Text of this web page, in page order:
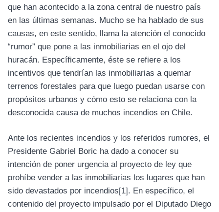
que han acontecido a la zona central de nuestro país
en las últimas semanas. Mucho se ha hablado de sus
causas, en este sentido, llama la atención el conocido
“rumor” que pone a las inmobiliarias en el ojo del
huracán. Específicamente, éste se refiere a los
incentivos que tendrían las inmobiliarias a quemar
terrenos forestales para que luego puedan usarse con
propósitos urbanos y cómo esto se relaciona con la
desconocida causa de muchos incendios en Chile.
Ante los recientes incendios y los referidos rumores, el
Presidente Gabriel Boric ha dado a conocer su
intención de poner urgencia al proyecto de ley que
prohíbe vender a las inmobiliarias los lugares que han
sido devastados por incendios[1]. En específico, el
contenido del proyecto impulsado por el Diputado Diego